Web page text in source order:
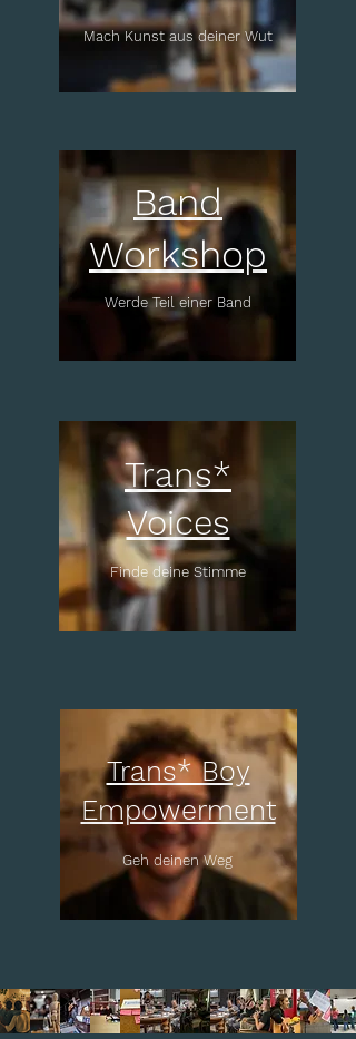
Mach Kunst aus deiner Wut
Band
Workshop
Werde Teil einer Band
Trans*
Voices
Finde deine Stimme
Trans* Boy
Empowerment
Geh deinen Weg